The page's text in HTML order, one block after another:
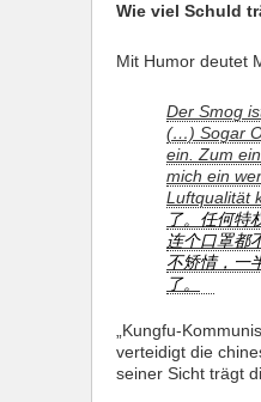
Wie viel Schuld
Mit Humor deutet
Der Smog
(…) Sogar
ein. Zum
mich ein
Luftqualität
了。任何特
连个口罩都
不矫情，一
了。
„Kungfu-
verteidigt die
seiner Sicht trägt